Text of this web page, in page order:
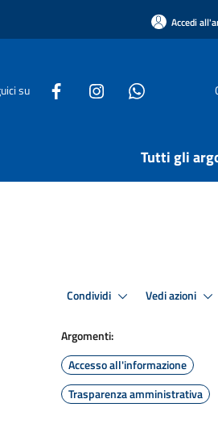
Accedi
su
Tutti gli
Condividi Vedi azioni
Argomenti:
Accesso all'informazione
Trasparenza amministrativa